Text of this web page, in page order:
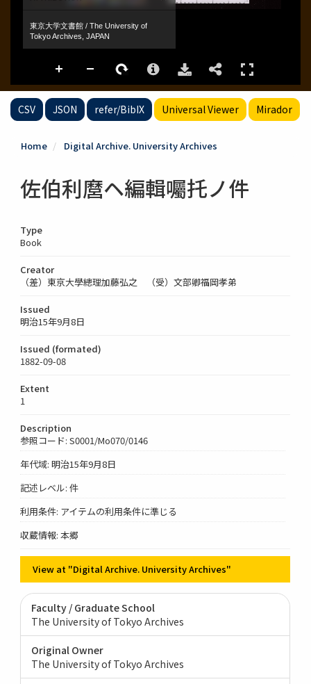
CSV JSON refer/BibIX Universal Viewer Mirador
Home Digital Archive. University Archives
佐伯利麿ヘ編輯囑托ノ件
Type
Book
Creator
（差）東京大學總理加藤弘之 （受）文部卿福岡孝弟
Issued
明治15年9月8日
Issued (formated)
1882-09-08
Extent
1
Description
参照コード: S0001/Mo070/0146
年代域: 明治15年9月8日
記述レベル: 件
利用条件: アイテムの利用条件に準じる
収蔵情報: 本郷
View at "Digital Archive. University Archives"
Faculty / Graduate School
The University of Tokyo Archives
Original Owner
The University of Tokyo Archives